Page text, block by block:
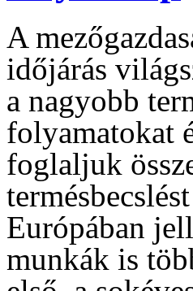
A
időjárás
a nagyobb
folyamatokat
foglaljuk
Európában
munkák is